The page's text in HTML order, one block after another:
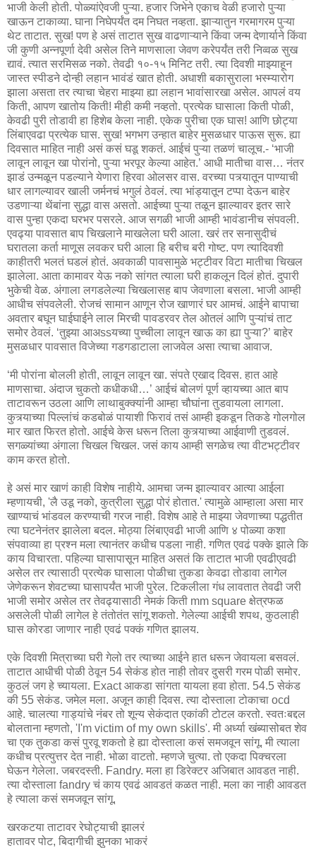
भाजी केली होती. पोळ्यांऐवजी पुऱ्या. हजार जिभेने एकाच वेळी हजारो पुऱ्या
खाऊन टाकाव्या. घाना निघेपर्यंत दम निघत नव्हता. झाऱ्यातुन गरमागरम पुऱ्या
थेट ताटात. सुख! पण हे असं ताटात सुख वाढणाऱ्याने किंवा जन्म देणार्याने किंवा
जी कुणी अन्नपूर्णा देवी असेल तिने माणसाला जेवण करेपर्यंत तरी निव्वळ सुख
द्यावं. त्यात सरमिसळ नको. तेवढी १०-१५ मिनिट तरी. त्या दिवशी माझ्याहून
जास्त स्पीडने दोन्ही लहान भावंडं खात होती. अधाशी बकासुराला भस्म्यारोग
झाला असता तर त्याचा चेहरा माझ्या ह्या लहान भावांसारखा असेल. आपलं वय
किती, आपण खातोय किती! मीही कमी नव्हतो. प्रत्येक घासाला किती पोळी,
केवढी पुरी तोडावी हा हिशेब केला नाही. एकेक पुरीचा एक घास! आणि छोट्या
लिंबाएवढा प्रत्येक घास. सुख! भगभग उन्हात बाहेर मुसळधार पाऊस सुरू. ह्या
दिवसात माहित नाही असं कसं घडू शकतं. आईचं पुऱ्या तळणं चालूच.- ‘भाजी
लावून लावून खा पोरांनो, पुऱ्या भरपूर केल्या आहेत.’ आधी मातीचा वास… नंतर
झाडं उन्मळून पडल्याने येणारा हिरवा ओलसर वास. वरच्या पत्र्यातून पाण्याची
धार लागल्यावर खाली जर्मनचं भगुलं ठेवलं. त्या भांड्यातून टप्पा देऊन बाहेर
उडणाऱ्या थेंबांना सुद्धा वास असतो. आईच्या पुऱ्या तळून झाल्यावर इतर सारे
वास पुन्हा एकदा घरभर पसरले. आज सगळी भाजी आम्ही भावंडानीच संपवली.
एवढ्या पावसात बाप चिखलाने माखलेला घरी आला. खरं तर सनासुदीचं
घरातला कर्ता माणूस लवकर घरी आला हि बरीच बरी गोष्ट. पण त्यादिवशी
काहीतरी भलतं घडलं होतं. अवकाळी पावसामुळे भट्टीवर विटा मातीचा चिखल
झालेला. आता कामावर येऊ नको सांगत त्याला घरी हाकलून दिलं होतं. दुपारी
भुकेची वेळ. अंगाला लगडलेल्या चिखलासह बाप जेवणाला बसला. भाजी आम्ही
आधीच संपवलेली. रोजचं सामान आणून रोज खाणारं घर आमचं. आईने बापाचा
अवतार बघून घाईघाईने लाल मिरची पावडरवर तेल ओतलं आणि पुऱ्यांचं ताट
समोर ठेवलं. ‘तुझ्या आअssयच्या पुच्चीला लावून खाऊ का ह्या पुऱ्या?’ बाहेर
मुसळधार पावसात विजेच्या गडगडाटाला लाजवेल असा त्याचा आवाज.
‘मी पोरांना बोलली होती, लावून लावून खा. संपते एखाद दिवस. हात आहे
माणसाचा. अंदाज चुकतो कधीकधी…’ आईचं बोलणं पूर्ण व्हायच्या आत बाप
ताटावरून उठला आणि लाथाबुक्क्यांनी आम्हा चौघांना तुडवायला लागला.
कुत्र्याच्या पिल्लांचं कडबोळं पायाशी फिरावं तसं आम्ही इकडून तिकडे गोलगोल
मार खात फिरत होतो. आईचे केस धरून तिला कुत्र्याच्या आईवाणी तुडवलं.
सगळ्यांच्या अंगाला चिखल चिखल. जसं काय आम्ही सगळेच त्या वीटभट्टीवर
काम करत होतो.
हे असं मार खाणं काही विशेष नाहीये. आमचा जन्म झाल्यावर आत्या आईला
म्हणायची, 'लै उडू नको, कुत्रीला सुद्धा पोरं होतात.' त्यामुळे आम्हाला असा मार
खाण्याचं भांडवल करण्याची गरज नाही. विशेष आहे ते माझ्या जेवणाच्या पद्धतीत
त्या घटनेनंतर झालेला बदल. मोठ्या लिंबाएवढी भाजी आणि ४ पोळ्या कशा
संपवाव्या हा प्रश्न मला त्यानंतर कधीच पडला नाही. गणित एवढं पक्के झाले कि
काय विचारता. पहिल्या घासापासून माहित असतं कि ताटात भाजी एवढीएवढी
असेल तर त्यासाठी प्रत्येक घासाला पोळीचा तुकडा केवढा तोडावा लागेल
जेणेकरून शेवटच्या घासापर्यंत भाजी पुरेल. टिकलीला गंध लावतात तेवढी जरी
भाजी समोर असेल तर तेवढ्यासाठी नेमकं किती mm square क्षेत्रफळ
असलेली पोळी लागेल हे तंतोतंत सांगू शकतो. गेलेल्या आईची शपथ, कुठलाही
घास कोरडा जाणार नाही एवढं पक्कं गणित झालय.
एके दिवशी मित्राच्या घरी गेलो तर त्याच्या आईने हात धरून जेवायला बसवलं.
ताटात आधीची पोळी ठेवून 54 सेकंड होत नाही तोवर दुसरी गरम पोळी समोर.
कुठलं जग हे च्यायला. Exact आकडा सांगता यायला हवा होता. 54.5 सेकंड
की 55 सेकंड. जमेल मला. अजून काही दिवस. त्या दोस्ताला टोकाचा ocd
आहे. चालत्या गाड्यांचे नंबर तो शून्य सेकंदात एकांकी टोटल करतो. स्वतःबद्दल
बोलताना म्हणतो, 'I'm victim of my own skills'. मी अर्ध्या खंब्यासोबत शेव
चा एक तुकडा कसं पुरवू शकतो हे ह्या दोस्ताला कसं समजवून सांगू. मी त्याला
कधीच प्रत्युत्तर देत नाही. भोळा वाटतो. म्हणजे चुत्या. तो एकदा पिक्चरला
घेऊन गेलेला. जबरदस्ती. Fandry. मला हा डिरेक्टर अजिबात आवडत नाही.
त्या दोस्ताला fandry चं काय एवढं आवडतं कळत नाही. मला का नाही आवडत
हे त्याला कसं समजवून सांगू.
खरकटया ताटावर रेघोट्याची झालरं
हातावर पोट, बिदागीची झुनका भाकरं